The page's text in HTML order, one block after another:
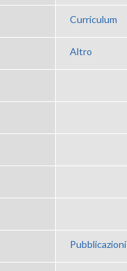
Curriculum
Altro
Pubblicazioni